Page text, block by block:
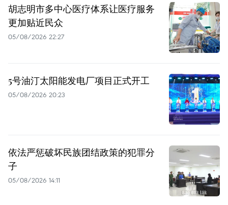
胡志明市多中心医疗体系让医疗服务
更加贴近民众
05/08/2026 22:27
5号油汀太阳能发电厂项目正式开工
05/08/2026 20:23
依法严惩破坏民族团结政策的犯罪分
子
05/08/2026 14:11